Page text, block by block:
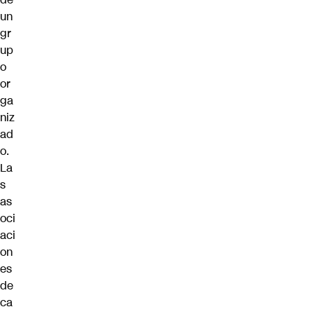
un
gr
up
o
or
ga
niz
ad
o.
La
s
as
oci
aci
on
es
de
ca